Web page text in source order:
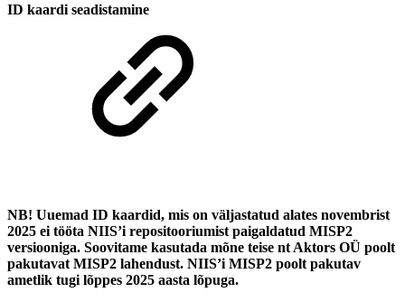
ID kaardi seadistamine
NB! Uuemad ID kaardid, mis on väljastatud alates novembrist
2025 ei tööta NIIS’i repositooriumist paigaldatud MISP2
versiooniga. Soovitame kasutada mõne teise nt Aktors OÜ poolt
pakutavat MISP2 lahendust. NIIS’i MISP2 poolt pakutav
ametlik tugi lõppes 2025 aasta lõpuga.